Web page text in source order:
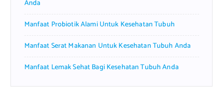
Anda
Manfaat Probiotik Alami Untuk Kesehatan Tubuh
Manfaat Serat Makanan Untuk Kesehatan Tubuh Anda
Manfaat Lemak Sehat Bagi Kesehatan Tubuh Anda